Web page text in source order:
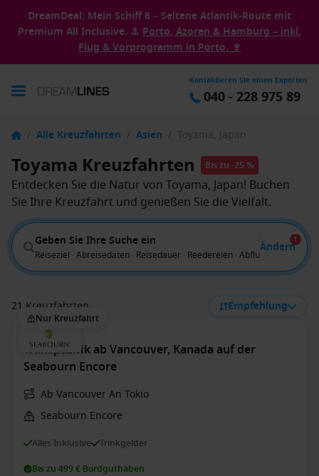
DreamDeal: Mein Schiff 6 – Seltene Atlantik-Route mit
Premium All Inclusive. ⚓ Porto, Azoren & Hamburg – inkl.
Flug & Vorprogramm in Porto. 🍷
Kontaktieren Sie einen Experten
040 - 228 975 89
/ Alle Kreuzfahrten / Asien / Toyama, Japan
Toyama Kreuzfahrten Bis zu -25 %
Entdecken Sie die Natur von Toyama, Japan! Buchen
Sie Ihre Kreuzfahrt und genießen Sie die Vielfalt.
Geben Sie Ihre Suche ein
Reiseziel · Abreisedaten · Reisedauer · Reedereien · Abflug von
Ändern
1
21 Kreuzfahrten Empfehlung
Nur Kreuzfahrt
Transpazifik ab Vancouver, Kanada auf der
Seabourn Encore
Ab Vancouver An Tokio
Seabourn Encore
Alles Inklusive Trinkgelder
Bis zu 499 € Bordguthaben